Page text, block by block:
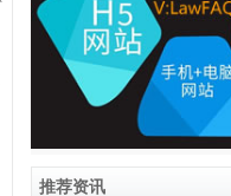
推荐资讯